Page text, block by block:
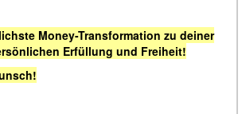
Money-Transformation zu deiner
Erfüllung und Freiheit!